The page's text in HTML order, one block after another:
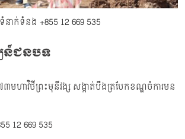
នាក់ទំនង +855 12 669 535
ន៍ជនបទ
ាវិថីព្រះមុនីវង្ស សង្កាត់បឹងត្របែកខណ្ឌចំការមន
12 669 535